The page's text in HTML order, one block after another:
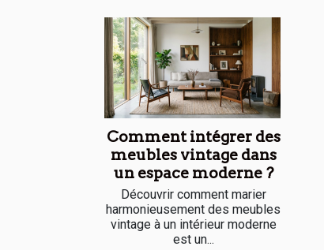
Comment intégrer des
meubles vintage dans
un espace moderne ?
Découvrir comment marier
harmonieusement des meubles
vintage à un intérieur moderne
est un...